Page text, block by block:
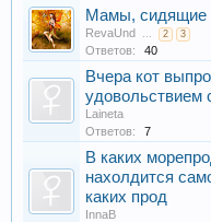
Мамы, сидящие
RevaUnd ... 2 3
Ответов: 40
Вчера кот
удовольствием
Laineta
Ответов:
7
В каких
нахолдится
каких прод
InnaB